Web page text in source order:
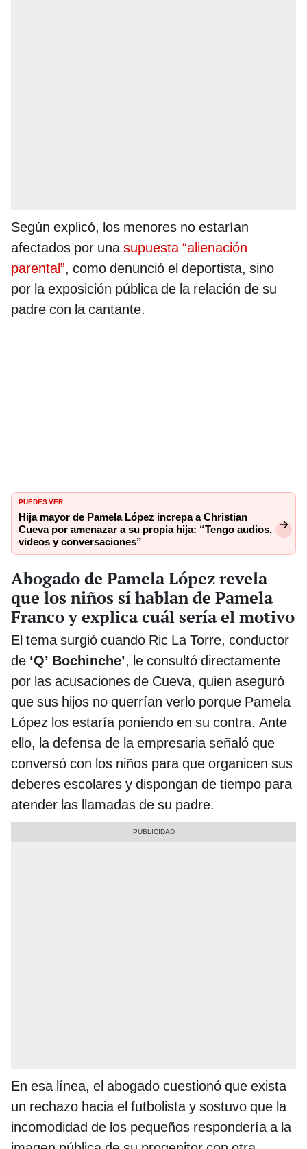
Según explicó, los menores no estarían
afectados por unasupuesta “alienación
parental”, como denunció el deportista, sino
por la exposición pública de la relación de su
padre con la cantante.
PUEDES VER:
Hija mayor de Pamela López increpa a Christian
Cueva por amenazar a su propia hija: “Tengo audios,
videos y conversaciones”
Abogado de Pamela López revela
que los niños sí hablan de Pamela
Franco y explica cuál sería el motivo
El tema surgió cuando Ric La Torre, conductor
de ‘Q’ Bochinche’, le consultó directamente
por las acusaciones de Cueva, quien aseguró
que sus hijos no querrían verlo porque Pamela
López los estaría poniendo en su contra. Ante
ello, la defensa de la empresaria señaló que
conversó con los niños para que organicen sus
deberes escolares y dispongan de tiempo para
atender las llamadas de su padre.
En esa línea, el abogado cuestionó que exista
un rechazo hacia el futbolista y sostuvo que la
incomodidad de los pequeños respondería a la